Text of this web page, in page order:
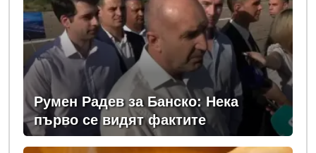
Румен Радев за Банско: Нека
първо се видят фактите